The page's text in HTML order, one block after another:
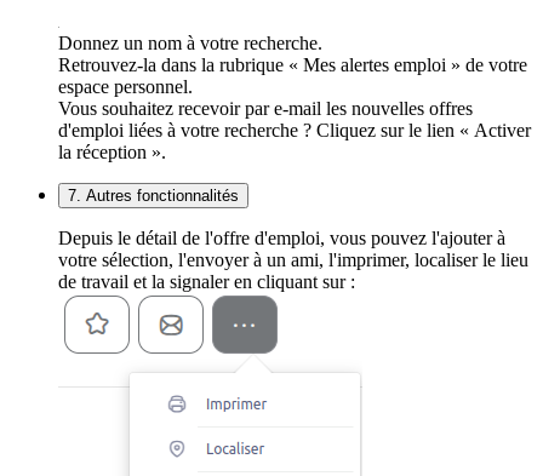
Donnez un nom à votre recherche.
Retrouvez-la dans la rubrique « Mes alertes emploi » de votre
espace personnel.
Vous souhaitez recevoir par e-mail les nouvelles offres
d'emploi liées à votre recherche ? Cliquez sur le lien « Activer
la réception ».
7. Autres fonctionnalités
Depuis le détail de l'offre d'emploi, vous pouvez l'ajouter à
votre sélection, l'envoyer à un ami, l'imprimer, localiser le lieu
de travail et la signaler en cliquant sur :